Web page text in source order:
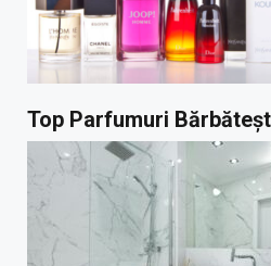
Top Parfumuri